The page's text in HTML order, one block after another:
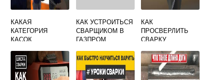
КАКАЯ
КАТЕГОРИЯ
КАСОК
В КАЧЕСТВЕ СИЗ
ГОЛОВЫ ДЛЯ
ШАХТЕРОВ
КАК УСТРОИТЬСЯ
СВАРЩИКОМ В
ГАЗПРОМ
КАК
ПРОСВЕРЛИТЬ
СВАРКУ